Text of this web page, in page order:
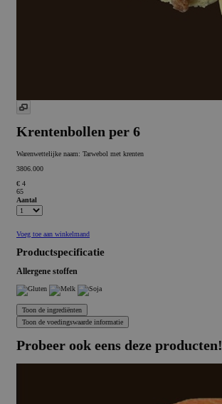
Krentenbollen per 6
Warenwettelijke naam: Tarwebol met krenten
3806.000
€ 4
65
Aantal
Voeg toe aan winkelmand
Productspecificatie
Allergene stoffen
Probeer ook eens deze producten!